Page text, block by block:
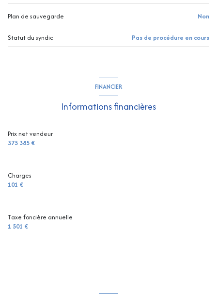
Plan de sauvegarde Non
Statut du syndic Pas de procédure en cours
FINANCIER
Informations financières
Prix net vendeur
375 385 €
Charges
101 €
Taxe foncière annuelle
1 501 €